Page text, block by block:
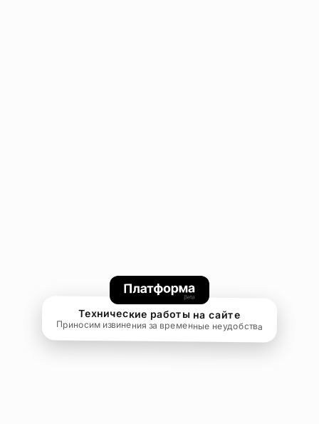
Технические работы на сайте
Приносим извинения за временные неудобства